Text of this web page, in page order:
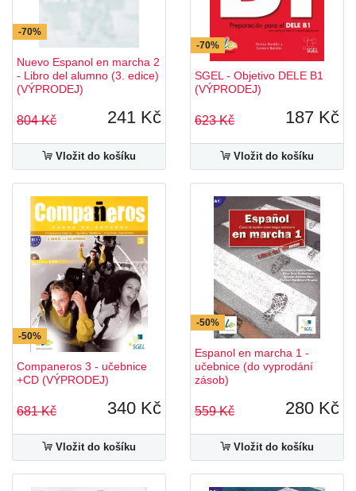
-70%
Nuevo Espanol en marcha 2
- Libro del alumno (3. edice)
(VÝPRODEJ)
804 Kč 241 Kč
Vložit do košíku
-70%
SGEL - Objetivo DELE B1
(VÝPRODEJ)
623 Kč 187 Kč
Vložit do košíku
-50%
Companeros 3 - učebnice
+CD (VÝPRODEJ)
681 Kč 340 Kč
Vložit do košíku
-50%
Espanol en marcha 1 -
učebnice (do vyprodání
zásob)
559 Kč 280 Kč
Vložit do košíku